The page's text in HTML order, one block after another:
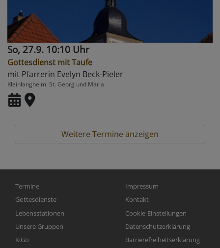
So, 27.9. 10:10 Uhr
Gottesdienst mit Taufe
mit Pfarrerin Evelyn Beck-Pieler
Kleinlangheim St. Georg und Maria
Weitere Termine anzeigen
Hauptnavigation
Termine
Gottesdienste
Lebensstationen
Unsere Gruppen
KiGo
Fußbereichsmenü
Impressum
Kontakt
Cookie-Einstellungen
Datenschutzerklärung
Barrierefreiheitserklärung